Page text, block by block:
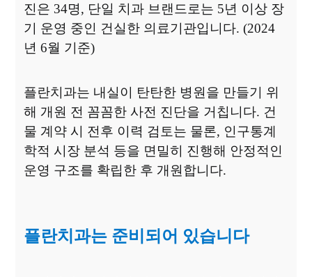
진은 34명, 단일 치과 브랜드로는 5년 이상 장
기 운영 중인 건실한 의료기관입니다. (2024
년 6월 기준)
플란치과는 내실이 탄탄한 병원을 만들기 위
해 개원 전 꼼꼼한 사전 진단을 거칩니다. 건
물 계약 시 전후 이력 검토는 물론, 인구통계
학적 시장 분석 등을 면밀히 진행해 안정적인
운영 구조를 확립한 후 개원합니다.
플란치과는 준비되어 있습니다